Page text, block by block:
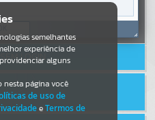
LOGIN
semelhantes
experiência de
alguns
página você
de uso de
eTermos de